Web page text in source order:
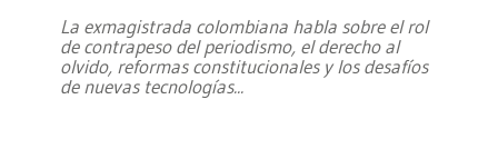
La exmagistrada colombiana habla sobre el rol
de contrapeso del periodismo, el derecho al
olvido, reformas constitucionales y los desafíos
de nuevas tecnologías...